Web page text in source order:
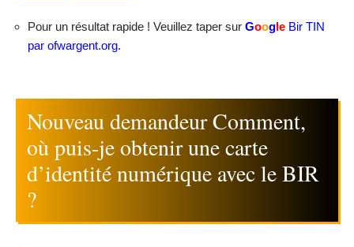
Pour un résultat rapide ! Veuillez taper sur Google Bir TIN
par ofwargent.org.
Nouveau demandeur Comment,
où puis-je obtenir une carte
d’identité numérique avec le BIR
?